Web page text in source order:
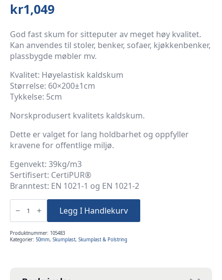
kr1,049
God fast skum for sitteputer av meget høy kvalitet.
Kan anvendes til stoler, benker, sofaer, kjøkkenbenker,
plassbygde møbler mv.
Kvalitet: Høyelastisk kaldskum
Størrelse: 60×200±1cm
Tykkelse: 5cm
Norskprodusert kvalitets kaldskum.
Dette er valget for lang holdbarhet og oppfyller
kravene for offentlige miljø.
Egenvekt: 39kg/m3
Sertifisert: CertiPUR®
Branntest: EN 1021-1 og EN 1021-2
5cm
60x200cm
Kaldskum
39K
Legg I Handlekurv
Produktnummer: 105483
Kategorier: 50mm, Skumplast, Skumplast & Polstring